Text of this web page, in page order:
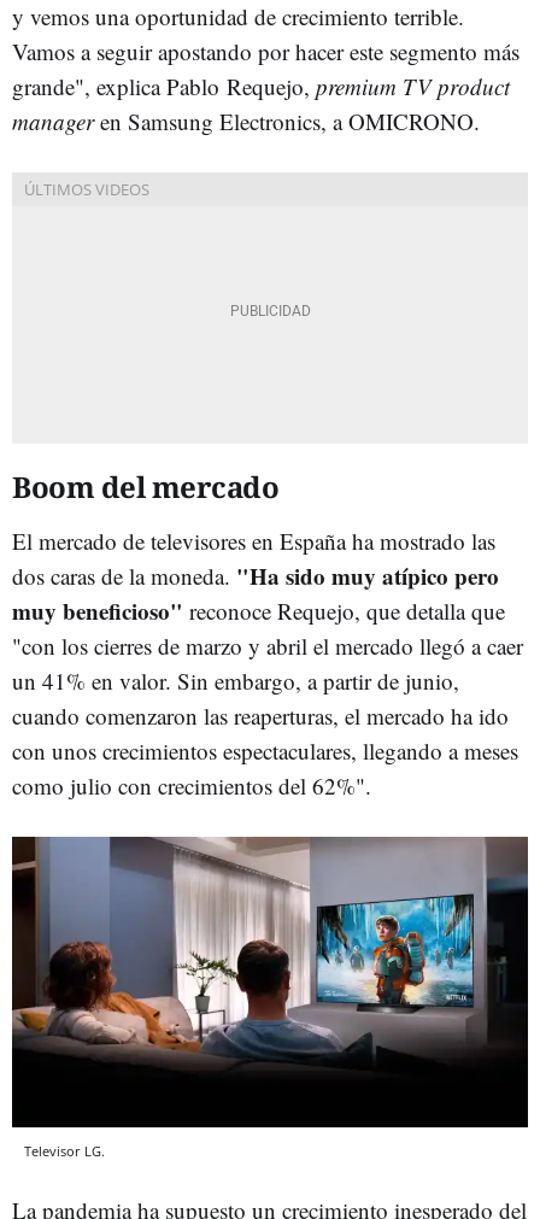
y vemos una oportunidad de crecimiento terrible.
Vamos a seguir apostando por hacer este segmento más
grande", explica Pablo Requejo, premium TV product
manageren Samsung Electronics, a OMICRONO.
Boom del mercado
El mercado de televisores en España ha mostrado las
dos caras de la moneda. "Ha sido muy atípico pero
muy beneficioso" reconoce Requejo, que detalla que
"con los cierres de marzo y abril el mercado llegó a caer
un 41% en valor. Sin embargo, a partir de junio,
cuando comenzaron las reaperturas, el mercado ha ido
con unos crecimientos espectaculares, llegando a meses
como julio con crecimientos del 62%".
Televisor LG.
La pandemia ha supuesto un crecimiento inesperado del